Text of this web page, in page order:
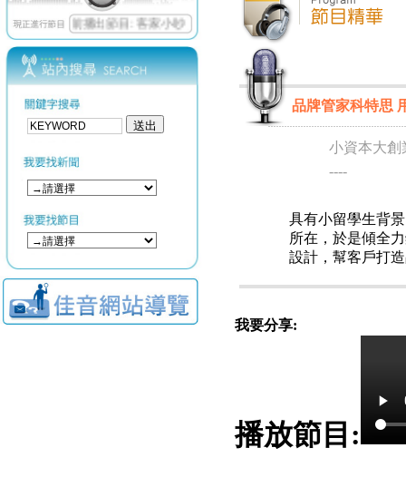
品牌管家科特思
小資本大創
----
具有小留學生背
所在，於是傾全
設計，幫客戶打
我要分享:
播放節目: